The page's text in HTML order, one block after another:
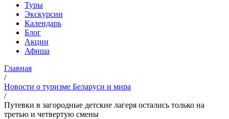
Туры
Экскурсии
Календарь
Блог
Акции
Афиша
Главная
/
Новости о туризме Беларуси и мира
/
Путевки в загородные детские лагеря остались только на
третью и четвертую смены